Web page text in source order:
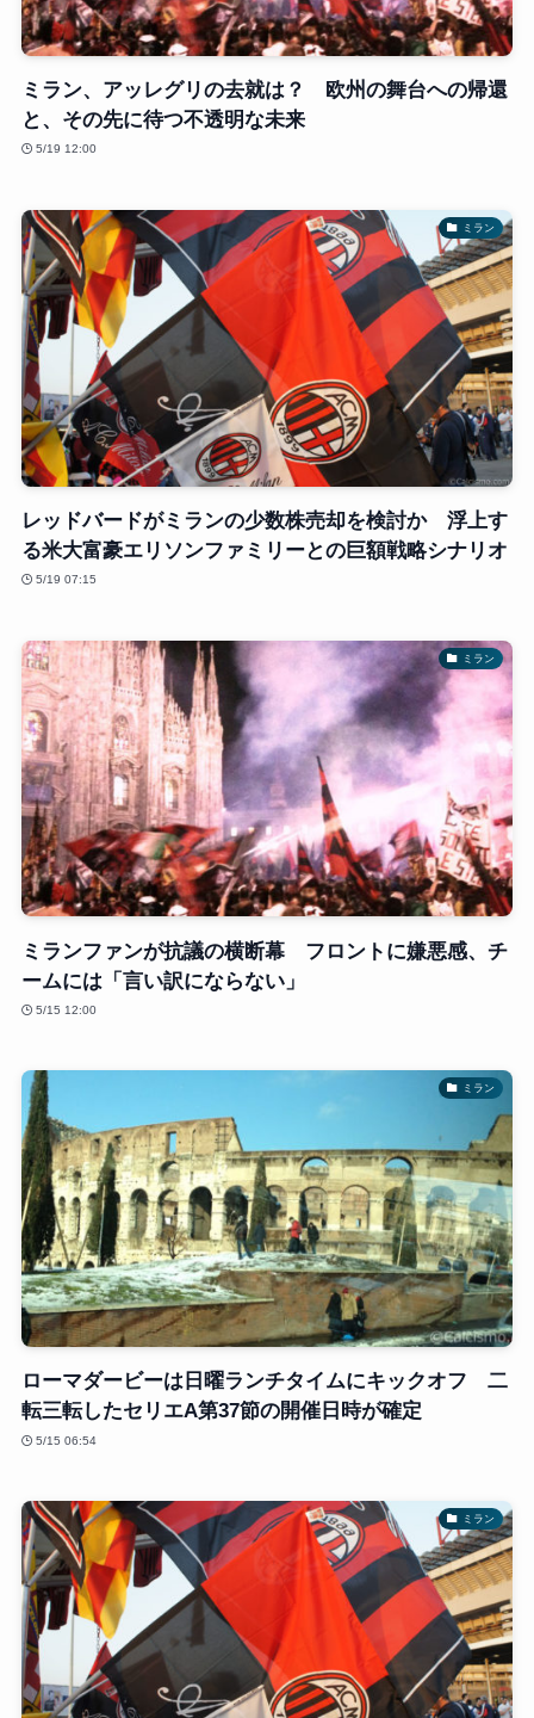
ミラン、アッレグリの去就は？ 欧州の舞台への帰還
と、その先に待つ不透明な未来
5/19 12:00
ミラン
レッドバードがミランの少数株売却を検討か 浮上す
る米大富豪エリソンファミリーとの巨額戦略シナリオ
5/19 07:15
ミラン
ミランファンが抗議の横断幕 フロントに嫌悪感、チ
ームには「言い訳にならない」
5/15 12:00
ミラン
ローマダービーは日曜ランチタイムにキックオフ 二
転三転したセリエA第37節の開催日時が確定
5/15 06:54
ミラン